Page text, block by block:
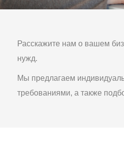
Расскажите нам о вашем
нужд.
Мы предлагаем
требованиями, а также